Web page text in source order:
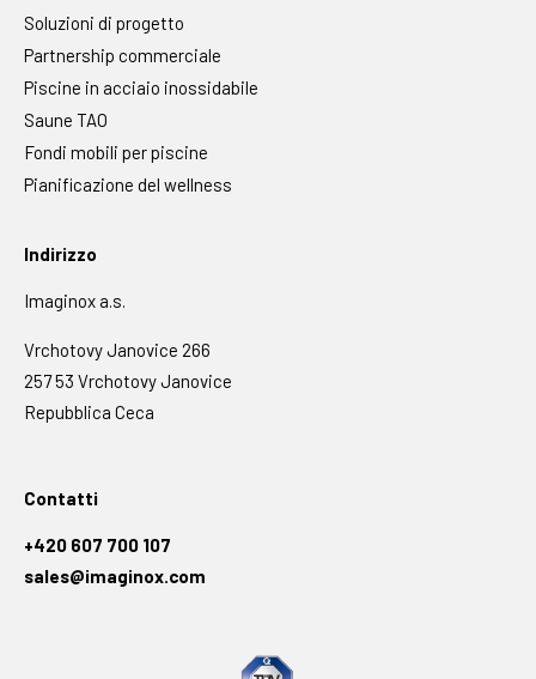
Soluzioni di progetto
Partnership commerciale
Piscine in acciaio inossidabile
Saune TAO
Fondi mobili per piscine
Pianificazione del wellness
Indirizzo
Imaginox a.s.
Vrchotovy Janovice 266
257 53 Vrchotovy Janovice
Repubblica Ceca
Contatti
+420 607 700 107
sales@imaginox.com